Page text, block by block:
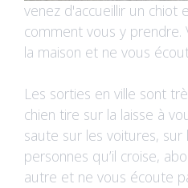
venez d'accueillir un chiot
comment vous y prendre.
la maison et ne vous
Les sorties en ville sont
chien tire sur la laisse à
saute sur les voitures, sur
personnes qu’il croise,
autre et ne vous écoute